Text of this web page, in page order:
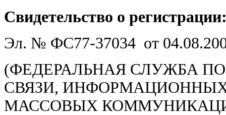
Свидетельство о
Эл. № ФС77-37034 от
(ФЕДЕРАЛЬНАЯ СЛУЖБА
СВЯЗИ,
МАССОВЫХ